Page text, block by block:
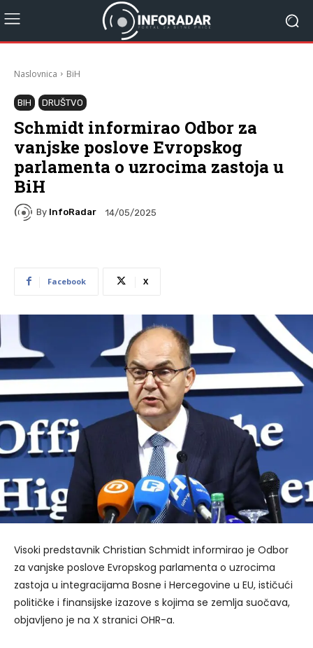
Naslovnica BiH
BIH DRUŠTVO
Schmidt informirao Odbor za
vanjske poslove Evropskog
parlamenta o uzrocima zastoja u
BiH
By InfoRadar 14/05/2025
Facebook X
Visoki predstavnik Christian Schmidt informirao je Odbor
za vanjske poslove Evropskog parlamenta o uzrocima
zastoja u integracijama Bosne i Hercegovine u EU, ističući
političke i finansijske izazove s kojima se zemlja suočava,
objavljeno je na X stranici OHR-a.